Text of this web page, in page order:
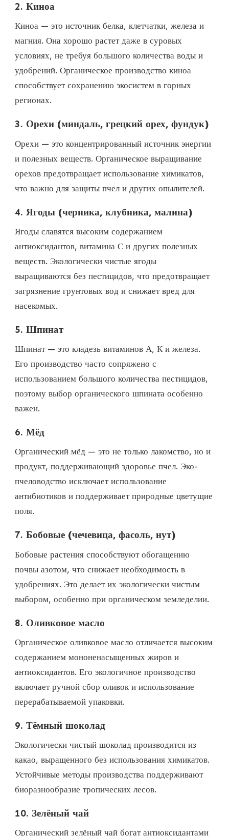
2. Киноа
Киноа — это источник белка, клетчатки, железа и
магния. Она хорошо растет даже в суровых
условиях, не требуя большого количества воды и
удобрений. Органическое производство киноа
способствует сохранению экосистем в горных
регионах.
3. Орехи (миндаль, грецкий орех, фундук)
Орехи — это концентрированный источник энергии
и полезных веществ. Органическое выращивание
орехов предотвращает использование химикатов,
что важно для защиты пчел и других опылителей.
4. Ягоды (черника, клубника, малина)
Ягоды славятся высоким содержанием
антиоксидантов, витамина С и других полезных
веществ. Экологически чистые ягоды
выращиваются без пестицидов, что предотвращает
загрязнение грунтовых вод и снижает вред для
насекомых.
5. Шпинат
Шпинат — это кладезь витаминов А, К и железа.
Его производство часто сопряжено с
использованием большого количества пестицидов,
поэтому выбор органического шпината особенно
важен.
6. Мёд
Органический мёд — это не только лакомство, но и
продукт, поддерживающий здоровье пчел. Эко-
пчеловодство исключает использование
антибиотиков и поддерживает природные цветущие
поля.
7. Бобовые (чечевица, фасоль, нут)
Бобовые растения способствуют обогащению
почвы азотом, что снижает необходимость в
удобрениях. Это делает их экологически чистым
выбором, особенно при органическом земледелии.
8. Оливковое масло
Органическое оливковое масло отличается высоким
содержанием мононенасыщенных жиров и
антиоксидантов. Его экологичное производство
включает ручной сбор оливок и использование
перерабатываемой упаковки.
9. Тёмный шоколад
Экологически чистый шоколад производится из
какао, выращенного без использования химикатов.
Устойчивые методы производства поддерживают
биоразнообразие тропических лесов.
10. Зелёный чай
Органический зелёный чай богат антиоксидантами